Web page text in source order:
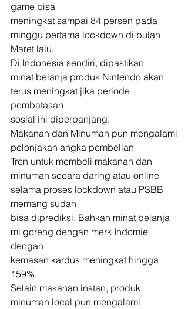
game bisa
meningkat sampai 84 persen pada
minggu pertama lockdown di bulan
Maret lalu.
Di Indonesia sendiri, dipastikan
minat belanja produk Nintendo akan
terus meningkat jika periode
pembatasan
sosial ini diperpanjang.
Makanan dan Minuman pun mengalami
pelonjakan angka pembelian
Tren untuk membeli makanan dan
minuman secara daring atau online
selama proses lockdown atau PSBB
memang sudah
bisa diprediksi. Bahkan minat belanja
mi goreng dengan merk Indomie
dengan
kemasan kardus meningkat hingga
159%.
Selain makanan instan, produk
minuman local pun mengalami